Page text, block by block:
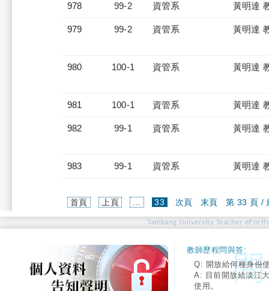
978 99-2 資管系 黃明達
979 99-2 資管系 黃明達
980 100-1 資管系 黃明達
981 100-1 資管系 黃明達
982 99-1 資管系 黃明達
983 99-1 資管系 黃明達
首頁 上頁 33 (current)
次頁 末頁 第 33 頁 /
Tamkang University Teacher
教師歷程問與答:
Q: 開放給何種身份
A: 目前開放給淡江
使用。